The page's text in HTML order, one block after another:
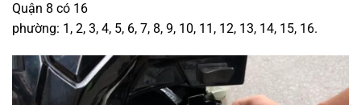
Quận 8 có 16
phường: 1, 2, 3, 4, 5, 6, 7, 8, 9, 10, 11, 12, 13, 14, 15, 16.